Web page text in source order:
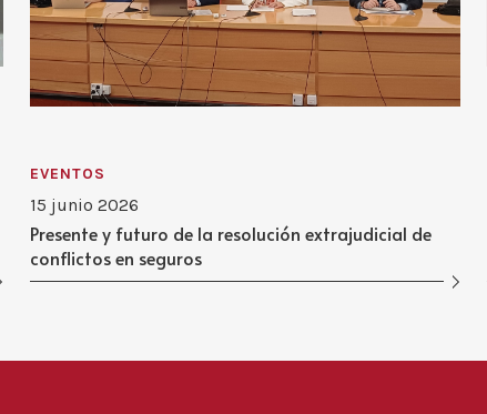
EVENTOS
15 junio 2026
Presente y futuro de la resolución extrajudicial de
conflictos en seguros